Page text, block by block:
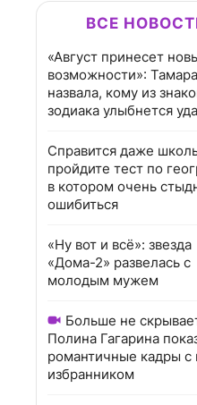
ВСЕ
«Август принесет
возможности»:
назвала, кому из
зодиака улыбнется
Справится даже
пройдите тест по
в котором очень
ошибиться
«Ну вот и всё»: звезда
«Дома-2» развелась с
молодым мужем
Больше не
Полина Гагарина
романтичные кадры с
избранником